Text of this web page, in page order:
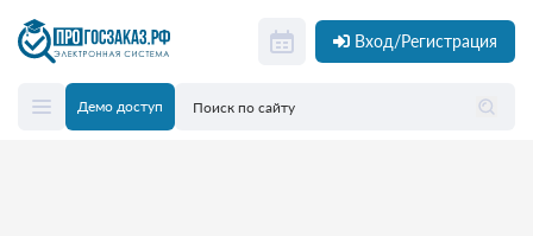
Вход/Регистрация
Демо доступ